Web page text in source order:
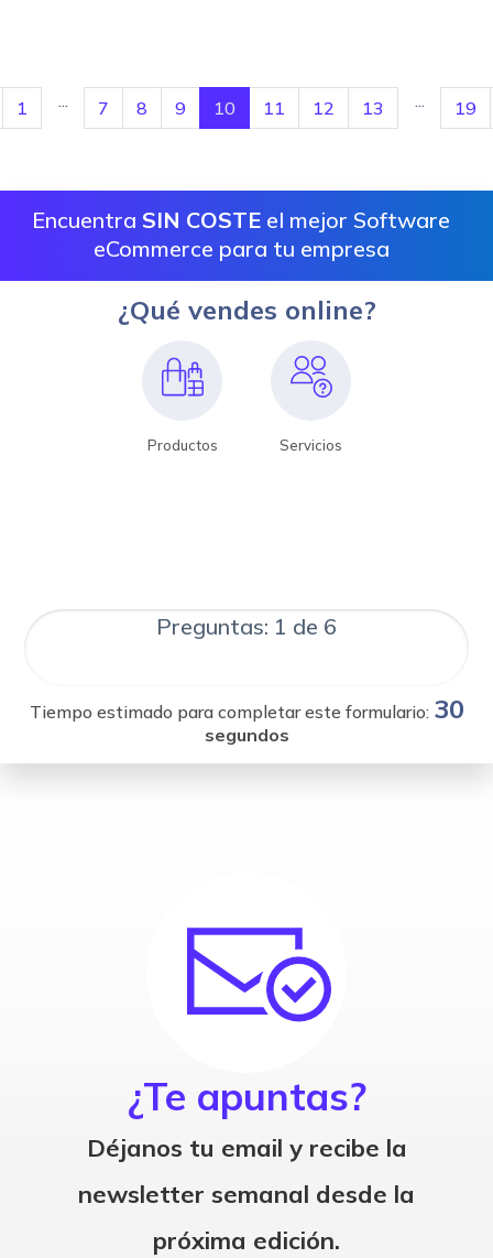
1 7 8 9 10 11 12 13 19
Encuentra SIN COSTE el mejor Software
eCommerce para tu empresa
¿Qué vendes online?
Productos Servicios
Preguntas: 1 de 6
Tiempo estimado para completar este formulario: 30
segundos
¿Te apuntas?
Déjanos tu email y recibe la
newsletter semanal desde la
próxima edición.